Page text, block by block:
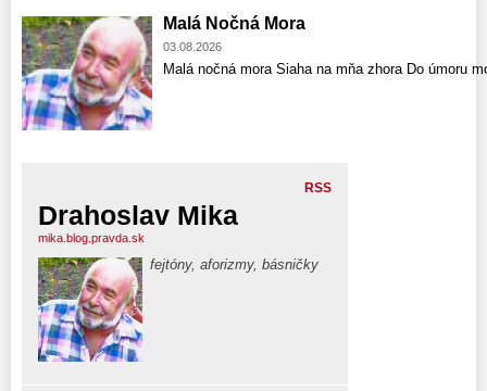
Malá Nočná Mora
03.08.2026
Malá nočná mora Siaha na mňa zhora Do úmoru
RSS
Drahoslav Mika
mika.blog.pravda.sk
fejtóny, aforizmy, básničky